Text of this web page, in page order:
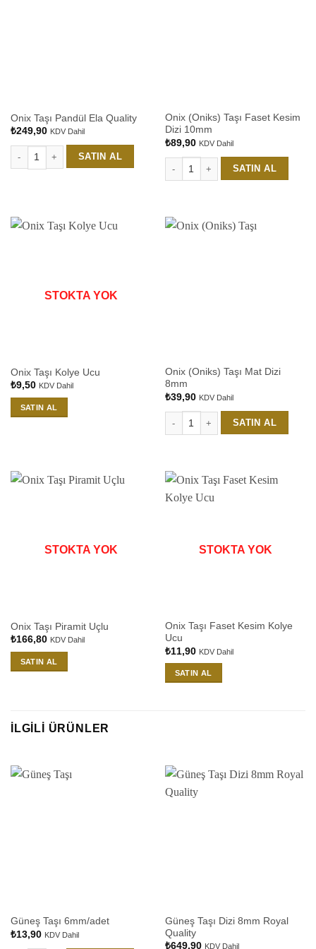
Onix Taşı Pandül Ela Quality
₺249,90 KDV Dahil
Onix Taşı Pandül Ela Quality adet
SATIN AL
Onix (Oniks) Taşı Faset Kesim
Dizi 10mm
₺89,90 KDV Dahil
Onix (Oniks) Taşı Faset Kesim Dizi
SATIN AL
STOKTA YOK
Onix Taşı Kolye Ucu
₺9,50 KDV Dahil
SATIN AL
Onix (Oniks) Taşı Mat Dizi
8mm
₺39,90 KDV Dahil
Onix (Oniks) Taşı Mat Dizi 8mm adet
SATIN AL
STOKTA YOK
Onix Taşı Piramit Uçlu
₺166,80 KDV Dahil
SATIN AL
STOKTA YOK
Onix Taşı Faset Kesim Kolye
Ucu
₺11,90 KDV Dahil
SATIN AL
İLGILI ÜRÜNLER
Güneş Taşı 6mm/adet
₺13,90 KDV Dahil
Güneş Taşı Dizi 8mm Royal
Quality
₺649,90 KDV Dahil